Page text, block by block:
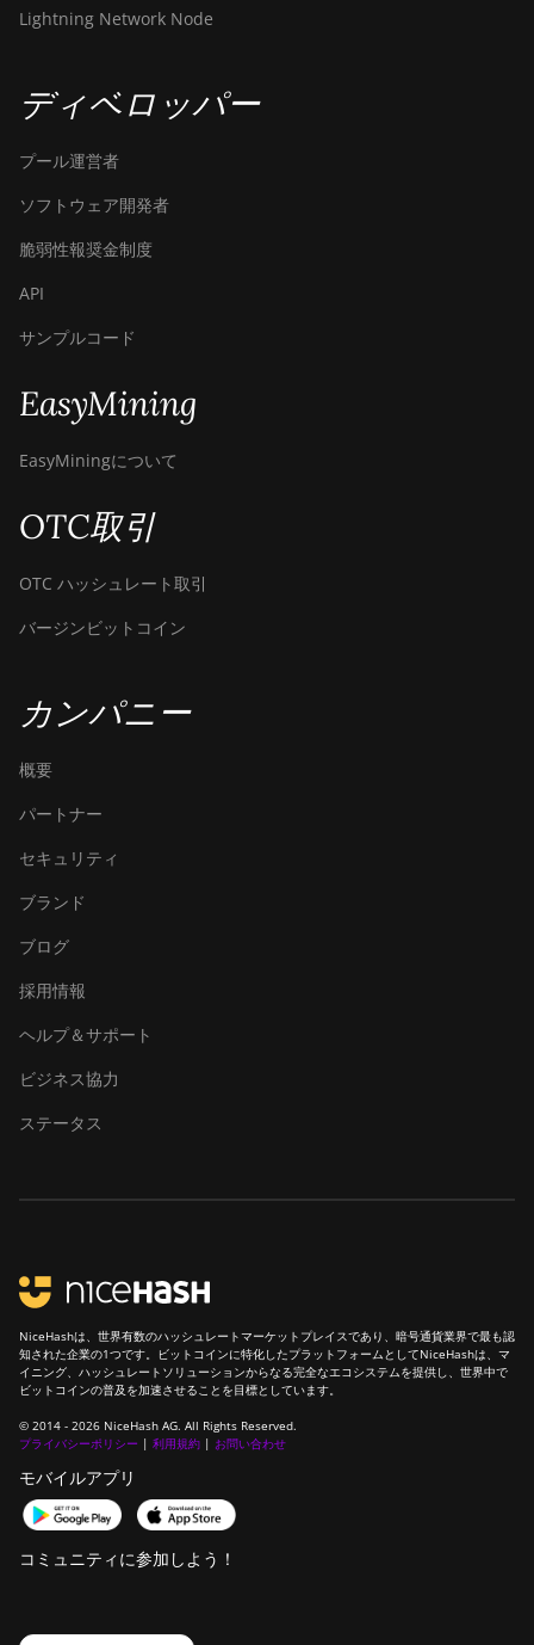
Lightning Network Node
ディベロッパー
プール運営者
ソフトウェア開発者
脆弱性報奨金制度
API
サンプルコード
EasyMining
EasyMiningについて
OTC取引
OTC ハッシュレート取引
バージンビットコイン
カンパニー
概要
パートナー
セキュリティ
ブランド
ブログ
採用情報
ヘルプ＆サポート
ビジネス協力
ステータス
NiceHashは、世界有数のハッシュレートマーケットプレイスであり、暗号通貨業界で最も認
知された企業の1つです。ビットコインに特化したプラットフォームとしてNiceHashは、マ
イニング、ハッシュレートソリューションからなる完全なエコシステムを提供し、世界中で
ビットコインの普及を加速させることを目標としています。
© 2014 - 2026 NiceHash AG. All Rights Reserved.
プライバシーポリシー | 利用規約 | お問い合わせ
モバイルアプリ
コミュニティに参加しよう！